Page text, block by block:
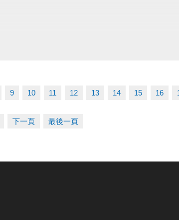
9 10 11 12 13 14 15 16
下一頁 最後一頁